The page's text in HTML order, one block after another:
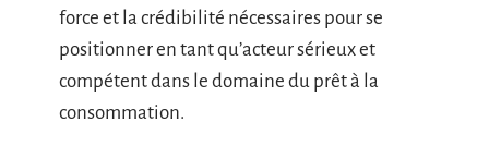
force et la crédibilité nécessaires pour se
positionner en tant qu’acteur sérieux et
compétent dans le domaine du prêt à la
consommation.